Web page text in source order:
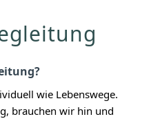
wie Lebenswege.
brauchen wir hin und